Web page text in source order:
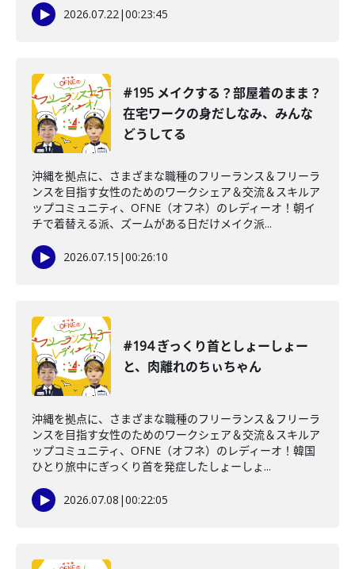
2026.07.22|00:23:45
#195 メイクする？部屋着のまま？
在宅ワークの身だしなみ、みんな
どうしてる
沖縄を拠点に、さまざまな職種のフリーランス＆フリーラ
ンスを目指す女性のためのワークシェア＆交流＆スキルア
ップコミュニティ、OFNE（オフネ）のレディーオ！朝イ
チで着替える派、ズームがある日だけメイク派...
2026.07.15 |00:26:10
#194 ぎっくり首としょーしょー
と、肉離れのちぃちゃん
沖縄を拠点に、さまざまな職種のフリーランス＆フリーラ
ンスを目指す女性のためのワークシェア＆交流＆スキルア
ップコミュニティ、OFNE（オフネ）のレディーオ！韓国
ひとり旅中にぎっくり首を発症したしょーしょ...
2026.07.08 |00:22:05